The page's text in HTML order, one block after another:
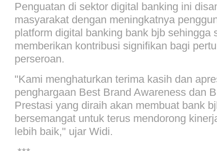
Penguatan di sektor digital banking ini
masyarakat dengan meningkatnya
platform digital banking bank bjb sehingga
memberikan kontribusi signifikan bagi
perseroan.
"Kami menghaturkan terima kasih dan
penghargaan Best Brand Awareness dan
Prestasi yang diraih akan membuat bank
bersemangat untuk terus mendorong
lebih baik," ujar Widi.